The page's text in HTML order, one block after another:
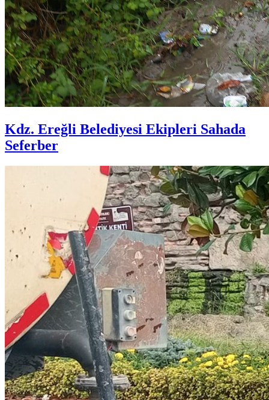
Kdz. Ereğli Belediyesi Ekipleri Sahada
Seferber